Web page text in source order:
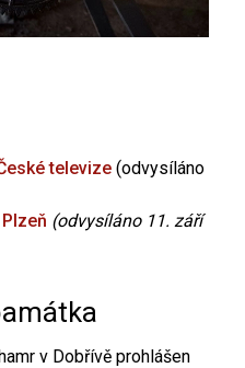
televize (odvysíláno
(odvysíláno 11. září
v Dobřívě prohlášen